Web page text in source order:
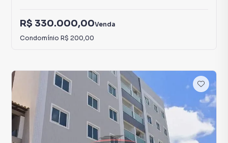
R$ 330.000,00Venda
Condomínio R$ 200,00